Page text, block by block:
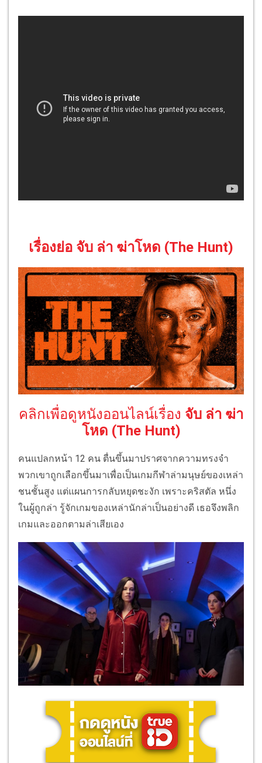
เรื่องย่อ จับ ล่า ฆ่าโหด (The Hunt)
คลิกเพื่อดูหนังออนไลน์เรื่อง จับ ล่า ฆ่า
โหด (The Hunt)
คนแปลกหน้า 12 คน ตื่นขึ้นมาปราศจากความทรงจำ
พวกเขาถูกเลือกขึ้นมาเพื่อเป็นเกมกีฬาล่ามนุษย์ของเหล่า
ชนชั้นสูง แต่แผนการกลับหยุดชะงัก เพราะคริสตัล หนึ่ง
ในผู้ถูกล่า รู้จักเกมของเหล่านักล่าเป็นอย่างดี เธอจึงพลิก
เกมและออกตามล่าเสียเอง